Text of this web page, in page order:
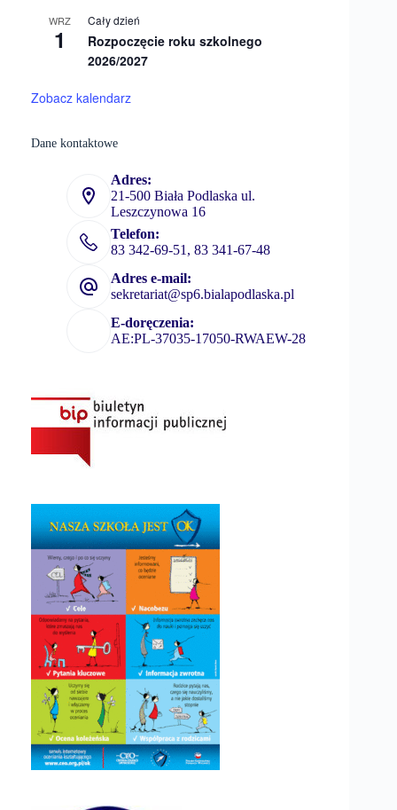
WRZ
1
Cały dzień
Rozpoczęcie roku szkolnego
2026/2027
Zobacz kalendarz
Dane kontaktowe
Adres:
21-500 Biała Podlaska ul.
Leszczynowa 16
Telefon:
83 342-69-51, 83 341-67-48
Adres e-mail:
sekretariat@sp6.bialapodlaska.pl
E-doręczenia:
AE:PL-37035-17050-RWAEW-28